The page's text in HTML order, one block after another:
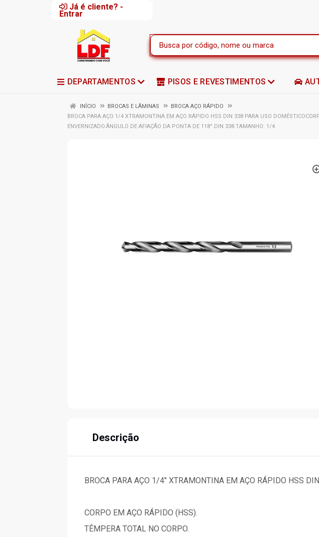
Já é cliente? -
Entrar
DEPARTAMENTOS PISOS E REVESTIMENTOS
INÍCIO BROCAS E LÂMINAS
BROCA AÇO RÁPIDO
BROCA PARA AÇO 1/4 XTRAMONTINA EM AÇO RÁPIDO HSS DIN 338 PARA USO
ENVERNIZADO.ÂNGULO DE AFIAÇÃO DA PONTA DE 118°.DIN 338.TAMANHO: 1/4
Descrição
BROCA PARA AÇO 1/4" XTRAMONTINA EM AÇO RÁPIDO HSS
CORPO EM AÇO RÁPIDO (HSS).
TÊMPERA TOTAL NO CORPO.